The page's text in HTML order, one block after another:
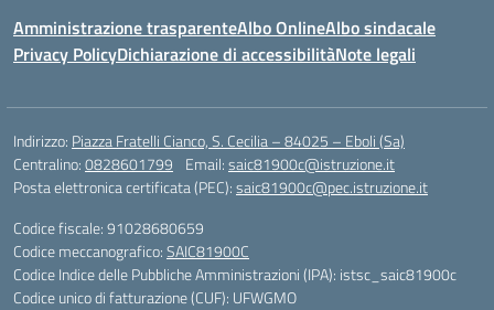
Amministrazione trasparenteAlbo OnlineAlbo sindacale
Privacy PolicyDichiarazione di accessibilitàNote legali
Indirizzo: Piazza Fratelli Cianco, S. Cecilia – 84025 – Eboli (Sa)
Centralino:0828601799 Email:saic81900c@istruzione.it
Posta elettronica certificata (PEC):saic81900c@pec.istruzione.it
Codice fiscale: 91028680659
Codice meccanografico:SAIC81900C
Codice Indice delle Pubbliche Amministrazioni (IPA): istsc_saic81900c
Codice unico di fatturazione (CUF): UFWGMO